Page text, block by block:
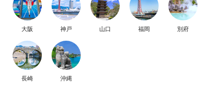
大阪 神戸 山口 福岡 別府
長崎 沖縄